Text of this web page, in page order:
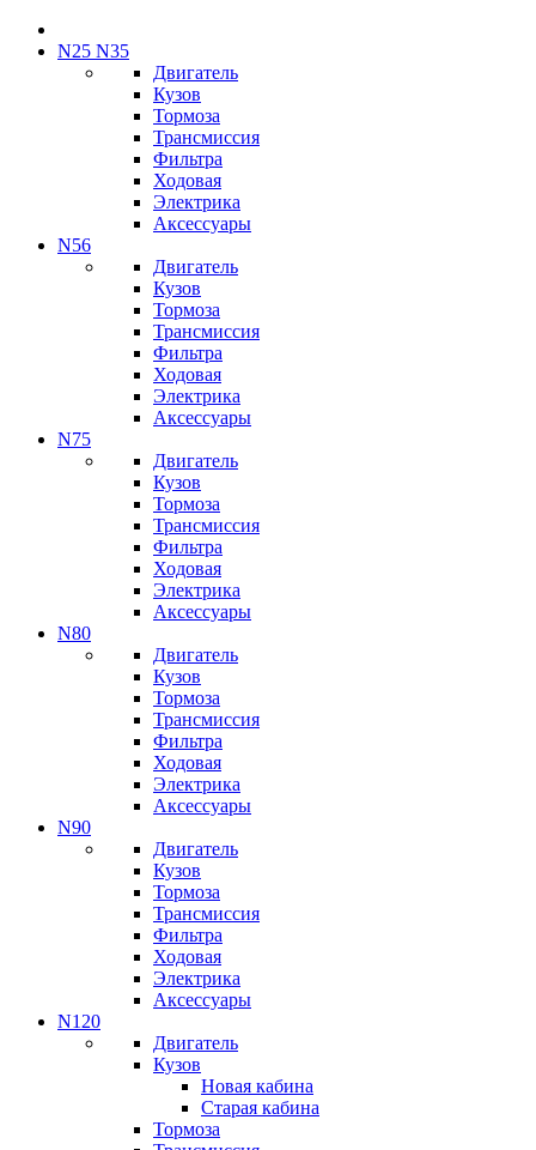
N25 N35
Двигатель
Кузов
Тормоза
Трансмиссия
Фильтра
Ходовая
Электрика
Аксессуары
N56
Двигатель
Кузов
Тормоза
Трансмиссия
Фильтра
Ходовая
Электрика
Аксессуары
N75
Двигатель
Кузов
Тормоза
Трансмиссия
Фильтра
Ходовая
Электрика
Аксессуары
N80
Двигатель
Кузов
Тормоза
Трансмиссия
Фильтра
Ходовая
Электрика
Аксессуары
N90
Двигатель
Кузов
Тормоза
Трансмиссия
Фильтра
Ходовая
Электрика
Аксессуары
N120
Двигатель
Кузов
Новая кабина
Старая кабина
Тормоза